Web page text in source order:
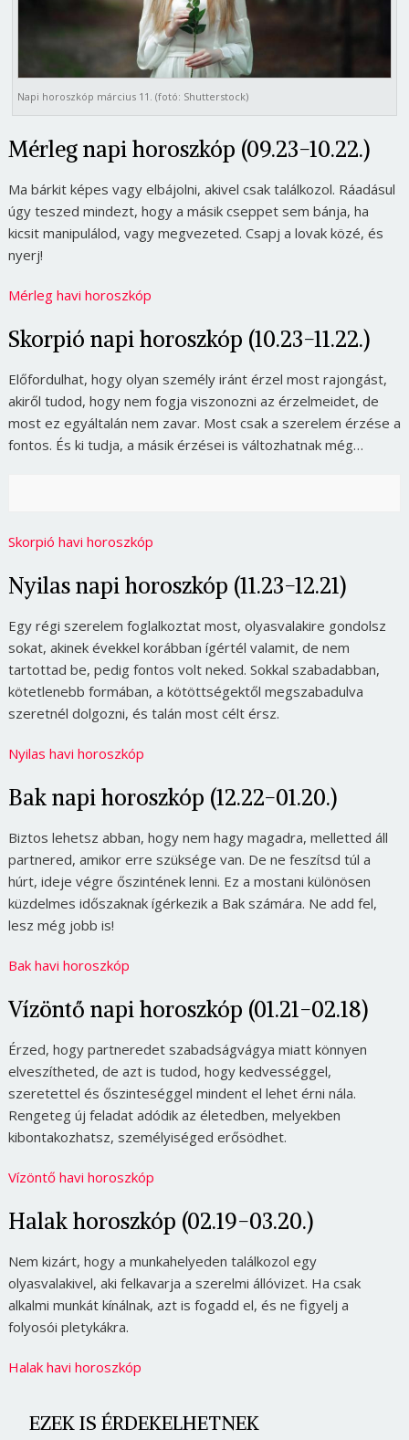
Napi horoszkóp március 11. (fotó: Shutterstock)
Mérleg napi horoszkóp (09.23-10.22.)
Ma bárkit képes vagy elbájolni, akivel csak találkozol. Ráadásul
úgy teszed mindezt, hogy a másik cseppet sem bánja, ha
kicsit manipulálod, vagy megvezeted. Csapj a lovak közé, és
nyerj!
Mérleg havi horoszkóp
Skorpió napi horoszkóp (10.23-11.22.)
Előfordulhat, hogy olyan személy iránt érzel most rajongást,
akiről tudod, hogy nem fogja viszonozni az érzelmeidet, de
most ez egyáltalán nem zavar. Most csak a szerelem érzése a
fontos. És ki tudja, a másik érzései is változhatnak még…
Skorpió havi horoszkóp
Nyilas napi horoszkóp (11.23-12.21)
Egy régi szerelem foglalkoztat most, olyasvalakire gondolsz
sokat, akinek évekkel korábban ígértél valamit, de nem
tartottad be, pedig fontos volt neked. Sokkal szabadabban,
kötetlenebb formában, a kötöttségektől megszabadulva
szeretnél dolgozni, és talán most célt érsz.
Nyilas havi horoszkóp
Bak napi horoszkóp (12.22-01.20.)
Biztos lehetsz abban, hogy nem hagy magadra, melletted áll
partnered, amikor erre szüksége van. De ne feszítsd túl a
húrt, ideje végre őszintének lenni. Ez a mostani különösen
küzdelmes időszaknak ígérkezik a Bak számára. Ne add fel,
lesz még jobb is!
Bak havi horoszkóp
Vízöntő napi horoszkóp (01.21-02.18)
Érzed, hogy partneredet szabadságvágya miatt könnyen
elveszítheted, de azt is tudod, hogy kedvességgel,
szeretettel és őszinteséggel mindent el lehet érni nála.
Rengeteg új feladat adódik az életedben, melyekben
kibontakozhatsz, személyiséged erősödhet.
Vízöntő havi horoszkóp
Halak horoszkóp (02.19-03.20.)
Nem kizárt, hogy a munkahelyeden találkozol egy
olyasvalakivel, aki felkavarja a szerelmi állóvizet. Ha csak
alkalmi munkát kínálnak, azt is fogadd el, és ne figyelj a
folyosói pletykákra.
Halak havi horoszkóp
EZEK IS ÉRDEKELHETNEK